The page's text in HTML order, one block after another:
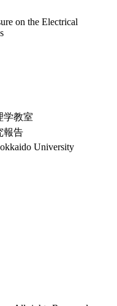
on the Electrical
学教室
報告
University